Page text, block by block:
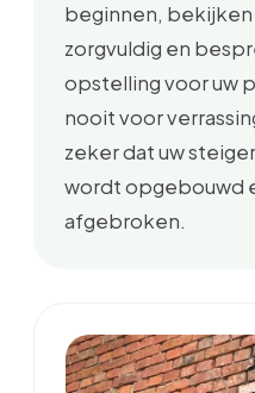
beginnen,
zorgvuldig en
opstelling voor uw
nooit voor
zeker dat uw
wordt opgebouwd
afgebroken.